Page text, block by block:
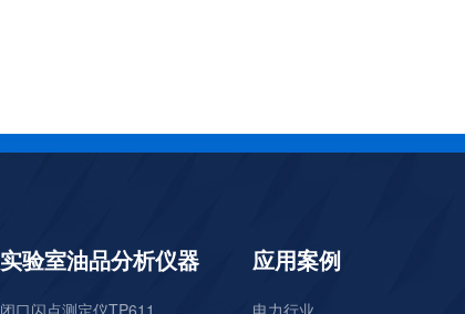
实验室油品分析仪器
闭口闪点测定仪TP611
应用案例
电力行业